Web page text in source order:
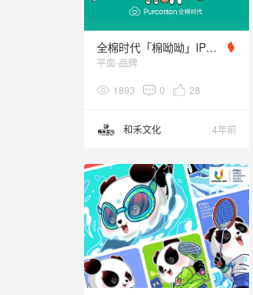
全棉时代「棉呦呦」IP商业化
平面-品牌
1893 0 28
和禾文化 4年前